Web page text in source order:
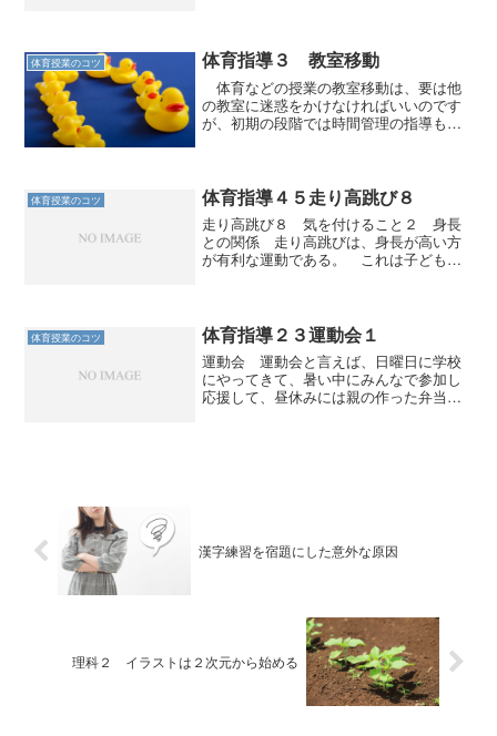
書かせる。隣に二つ以上並ぶ...
体育授業のコツ 体育指導３ 教室移動
体育などの授業の教室移動は、要は他
の教室に迷惑をかけなければいいのです
が、初期の段階では時間管理の指導も必
体育授業のコツ 体育指導４５走り高跳び８
走り高跳び８ 気を付けること２ 身長
との関係 走り高跳びは、身長が高い方
が有利な運動である。 これは子どもた
んでいるとすれば、結果と...
体育授業のコツ 体育指導２３運動会１
運動会 運動会と言えば、日曜日に学校
にやってきて、暑い中にみんなで参加し
応援して、昼休みには親の作った弁当を
漢字練習を宿題にした意外な原因
理科２ イラストは２次元から始める